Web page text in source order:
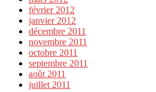
février 2012
janvier 2012
décembre 2011
novembre 2011
octobre 2011
septembre 2011
août 2011
juillet 2011